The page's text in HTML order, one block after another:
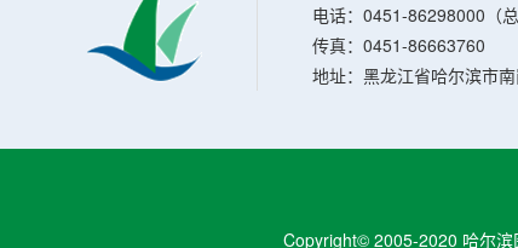
电话：0451-86298000（总
传真：0451-86663760
地址：黑龙江省哈尔滨市
Copyright© 2005-2020 哈尔